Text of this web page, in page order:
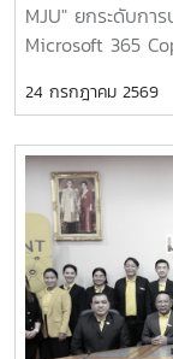
MJU" ยกระดับกา
Microsoft 365
ดิจิทัล มหาวิทยาลัย
ประดิษฐ์" เพื่อส่งเ
(Artificial
เรียนการสอน โด
และยั่งยืน" ผ่านกา
ประสิทธิภาพโอกา
ดร.ประภากร ธาร
ประธานกล่าวเปิด
24 กรกฎาคม